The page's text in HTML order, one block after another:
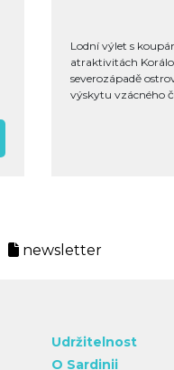
Lodní výlet s
atraktivitách
severozápadě
výskytu vzácného
newsletter
Udržitelnost
O Sardinii